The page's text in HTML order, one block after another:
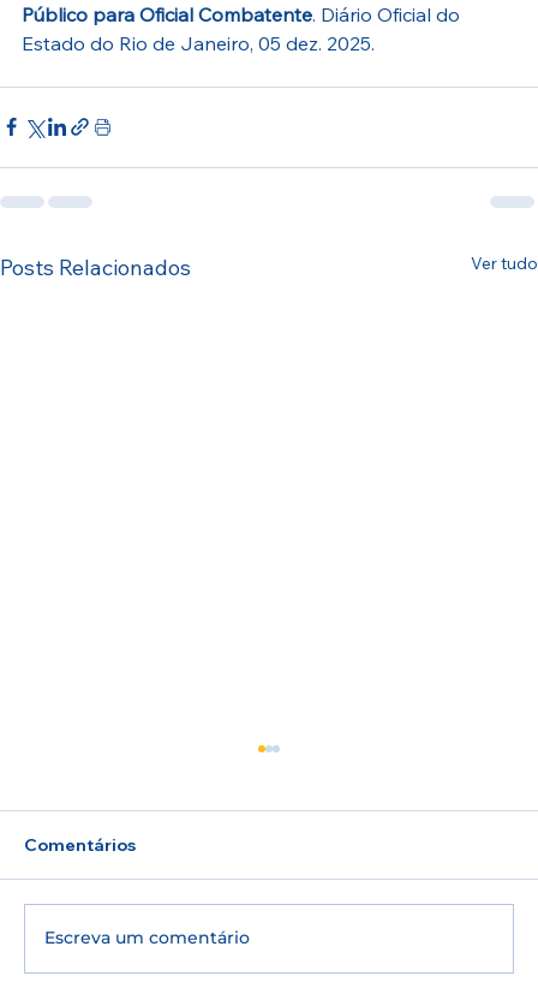
Público para Oficial Combatente. Diário Oficial do
Estado do Rio de Janeiro, 05 dez. 2025.
Posts Relacionados Ver tudo
Comentários
Escreva um comentário